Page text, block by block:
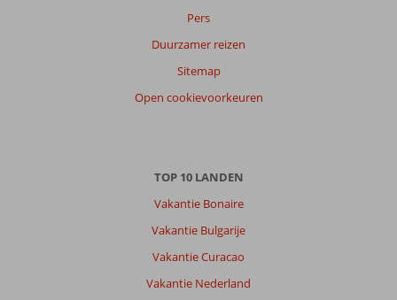
Pers
Duurzamer reizen
Sitemap
Open cookievoorkeuren
TOP 10 LANDEN
Vakantie Bonaire
Vakantie Bulgarije
Vakantie Curacao
Vakantie Nederland